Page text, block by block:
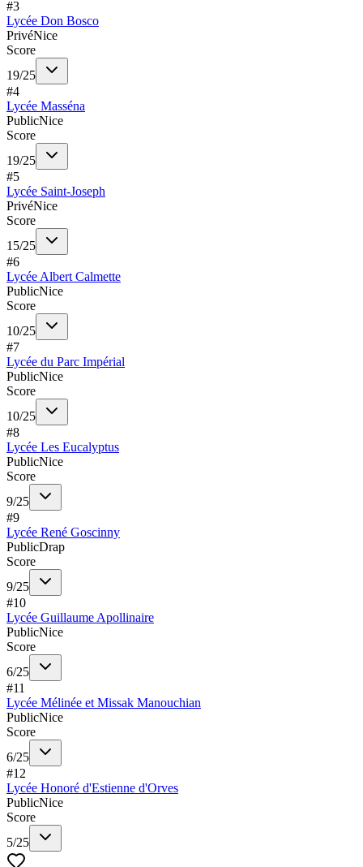
#3
Lycée Don Bosco
PrivéNice
Score
19/25
#4
Lycée Masséna
PublicNice
Score
19/25
#5
Lycée Saint-Joseph
PrivéNice
Score
15/25
#6
Lycée Albert Calmette
PublicNice
Score
10/25
#7
Lycée du Parc Impérial
PublicNice
Score
10/25
#8
Lycée Les Eucalyptus
PublicNice
Score
9/25
#9
Lycée René Goscinny
PublicDrap
Score
9/25
#10
Lycée Guillaume Apollinaire
PublicNice
Score
6/25
#11
Lycée Mélinée et Missak Manouchian
PublicNice
Score
6/25
#12
Lycée Honoré d'Estienne d'Orves
PublicNice
Score
5/25